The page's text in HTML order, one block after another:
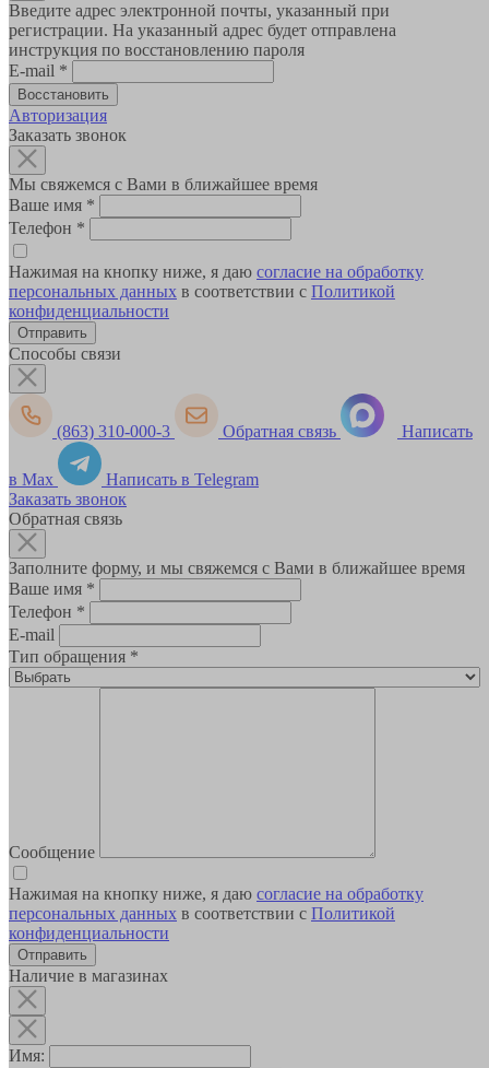
Введите адрес электронной почты, указанный при
регистрации. На указанный адрес будет отправлена
инструкция по восстановлению пароля
E-mail *
Авторизация
Заказать звонок
Мы свяжемся с Вами в ближайшее время
Ваше имя *
Телефон *
Нажимая на кнопку ниже, я даю согласие на обработку
персональных данных в соответствии с Политикой
конфиденциальности
Способы связи
(863) 310-000-3 Обратная связь Написать
в Max
Написать в Telegram
Заказать звонок
Обратная связь
Заполните форму, и мы свяжемся с Вами в ближайшее время
Ваше имя *
Телефон *
E-mail
Тип обращения *
Сообщение
Нажимая на кнопку ниже, я даю согласие на обработку
персональных данных в соответствии с Политикой
конфиденциальности
Наличие в магазинах
Имя: